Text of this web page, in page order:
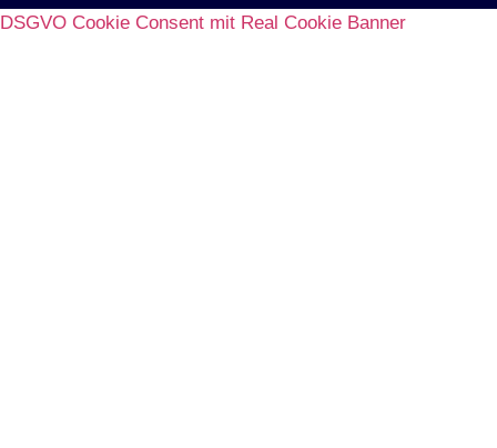
DSGVO Cookie Consent mit Real Cookie Banner